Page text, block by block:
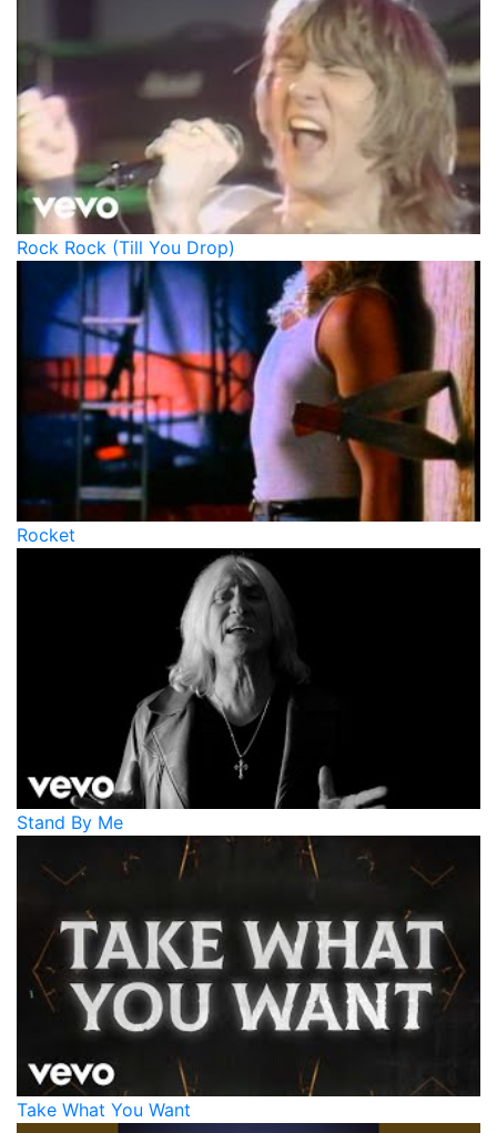
Rock Rock (Till You Drop)
Rocket
Stand By Me
Take What You Want